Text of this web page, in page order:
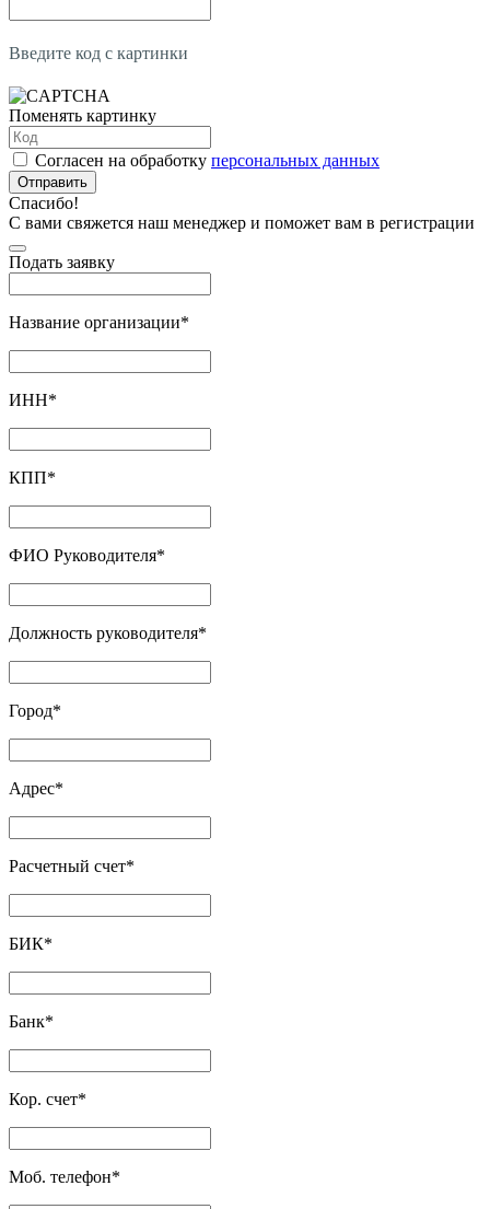
Введите код с картинки
Поменять картинку
Согласен на обработку персональных данных
Отправить
Спасибо!
С вами свяжется наш менеджер и поможет вам в регистрации
Подать заявку
Название организации*
ИНН*
КПП*
ФИО Руководителя*
Должность руководителя*
Город*
Адрес*
Расчетный счет*
БИК*
Банк*
Кор. счет*
Моб. телефон*